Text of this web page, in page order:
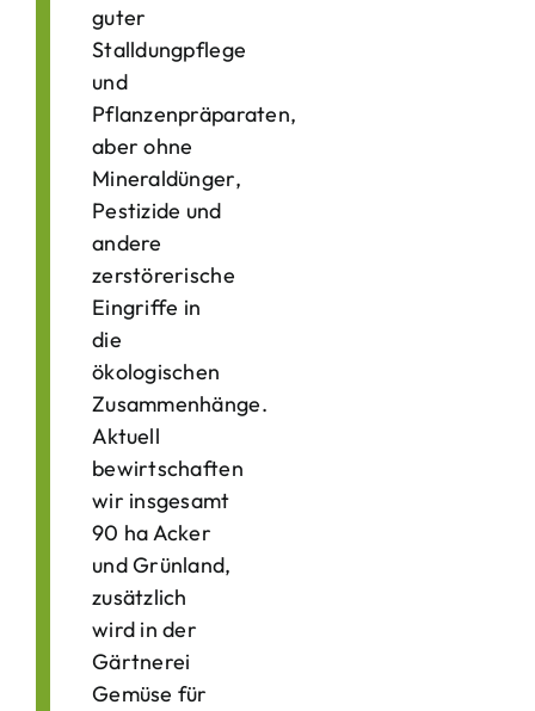
guter
Stalldungpflege
und
Pflanzenpräparaten,
aber ohne
Mineraldünger,
Pestizide und
andere
zerstörerische
Eingriffe in
die
ökologischen
Zusammenhänge.
Aktuell
bewirtschaften
wir insgesamt
90 ha Acker
und Grünland,
zusätzlich
wird in der
Gärtnerei
Gemüse für